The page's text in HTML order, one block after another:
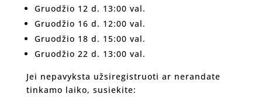
Gruodžio 12 d. 13:00 val.
Gruodžio 16 d. 12:00 val.
Gruodžio 18 d. 15:00 val.
Gruodžio 22 d. 13:00 val.
Jei nepavyksta užsiregistruoti ar nerandate
tinkamo laiko, susiekite: